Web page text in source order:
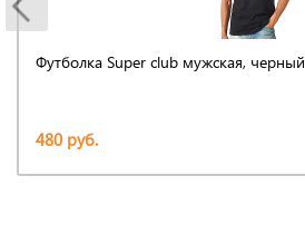
Футболка Super club мужская, черный
480 руб.